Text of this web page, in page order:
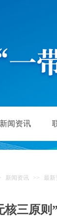
新闻资讯
新闻资讯 >> 最
核三原